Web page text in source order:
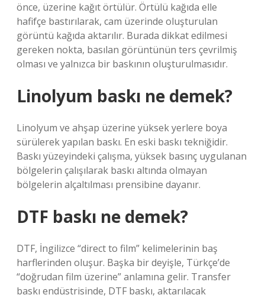
önce, üzerine kağıt örtülür. Örtülü kağıda elle
hafifçe bastırılarak, cam üzerinde oluşturulan
görüntü kağıda aktarılır. Burada dikkat edilmesi
gereken nokta, basılan görüntünün ters çevrilmiş
olması ve yalnızca bir baskının oluşturulmasıdır.
Linolyum baskı ne demek?
Linolyum ve ahşap üzerine yüksek yerlere boya
sürülerek yapılan baskı. En eski baskı tekniğidir.
Baskı yüzeyindeki çalışma, yüksek basınç uygulanan
bölgelerin çalışılarak baskı altında olmayan
bölgelerin alçaltılması prensibine dayanır.
DTF baskı ne demek?
DTF, İngilizce “direct to film” kelimelerinin baş
harflerinden oluşur. Başka bir deyişle, Türkçe’de
“doğrudan film üzerine” anlamına gelir. Transfer
baskı endüstrisinde, DTF baskı, aktarılacak